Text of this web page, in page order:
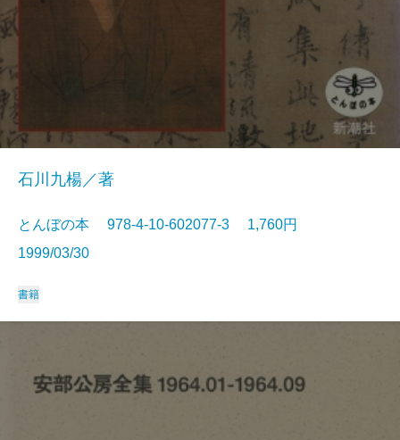
石川九楊／著
とんぼの本 978-4-10-602077-3 1,760円
1999/03/30
書籍